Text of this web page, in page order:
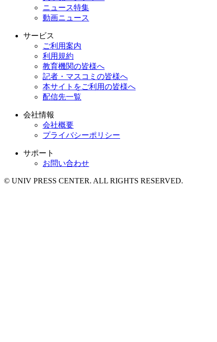
ニュース特集
動画ニュース
サービス
ご利用案内
利用規約
教育機関の皆様へ
記者・マスコミの皆様へ
本サイトをご利用の皆様へ
配信先一覧
会社情報
会社概要
プライバシーポリシー
サポート
お問い合わせ
© UNIV PRESS CENTER. ALL RIGHTS RESERVED.